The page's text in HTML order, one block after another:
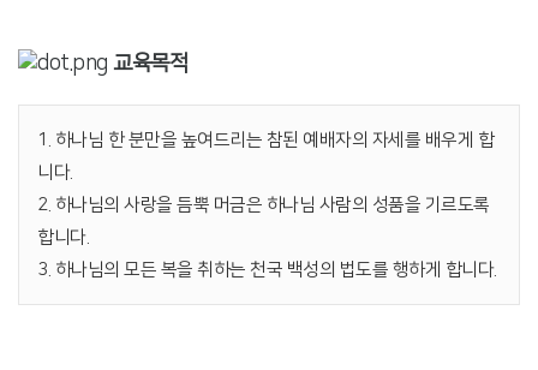
교육목적
1. 하나님 한 분만을 높여드리는 참된 예배자의 자세를 배우게 합
니다.
2. 하나님의 사랑을 듬뿍 머금은 하나님 사람의 성품을 기르도록
합니다.
3. 하나님의 모든 복을 취하는 천국 백성의 법도를 행하게 합니다.